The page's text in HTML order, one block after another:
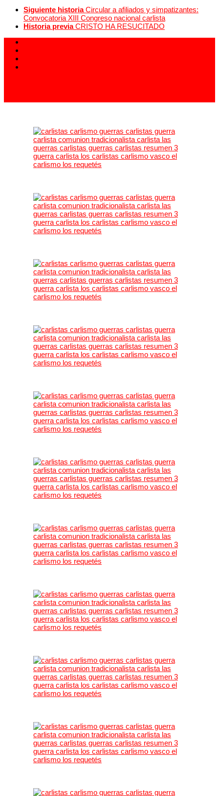
Siguiente historia Circular a afiliados y simpatizantes:
Convocatoria XIII Congreso nacional carlista
Historia previa CRISTO HA RESUCITADO